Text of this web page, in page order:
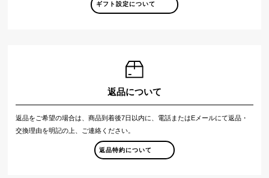
ギフト設定について
返品について
返品をご希望の場合は、商品到着後7日以内に、電話またはEメールにて返品・
交換理由を明記の上、ご連絡ください。
返品特約について